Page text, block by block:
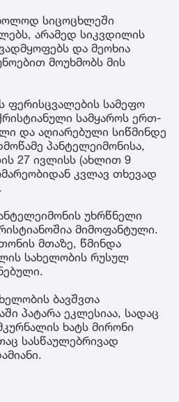
სიცოცხლეში
არამედ სიკვდილის
და მეოხია
მოუხმობს მის
ფერისცვალების სამეფო
სამყაროს ერთ-
და აღიარებული სიწმინდე
პანტელეიმონისა,
27 ივლისს (ახლით 9
კვლავ თხევად
უხრწნელი
მიმოფანტული.
მთაზე, წმინდა
სახელობის რუსულ
ბავშვთა
პატარა ეკლესიაა, სადაც
ხატს მირონი
სასწაულებრივად